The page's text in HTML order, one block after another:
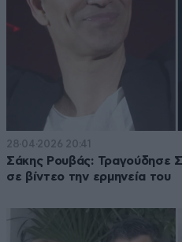
28·04·2026 20:41
Σάκης Ρουβάς: Τραγούδησε
σε βίντεο την ερμηνεία του